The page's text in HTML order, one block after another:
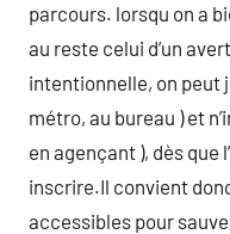
parcours. lorsqu on a
au reste celui d’un
intentionnelle, on peut
métro, au bureau ) et
en agençant ), dès que
inscrire.Il convient
accessibles pour